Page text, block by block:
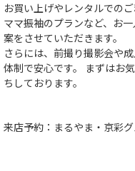
お買い上げやレンタルでの
ママ振袖のプランなど、お
案をさせていただきます。
さらには、前撮り撮影会や
体制で安心です。 まずはお
ちしております。
来店予約：まるやま・京彩